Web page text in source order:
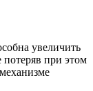
увеличить
потеряв при этом